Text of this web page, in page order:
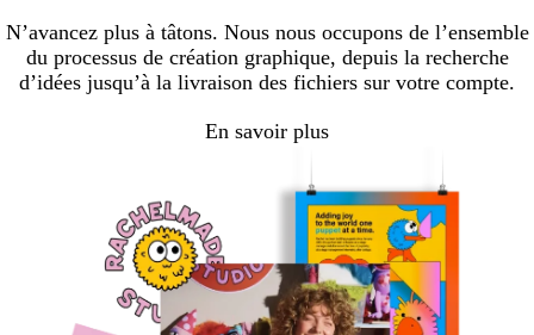
N’avancez plus à tâtons. Nous nous occupons de l’ensemble
du processus de création graphique, depuis la recherche
d’idées jusqu’à la livraison des fichiers sur votre compte.
En savoir plus